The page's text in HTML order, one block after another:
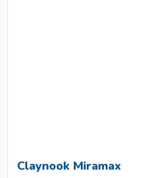
Claynook Miramax